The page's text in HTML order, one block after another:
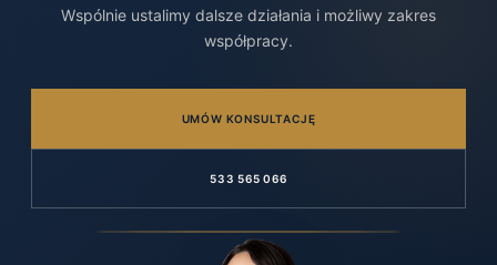
Wspólnie ustalimy dalsze działania i możliwy zakres
współpracy.
UMÓW KONSULTACJĘ
533 565 066